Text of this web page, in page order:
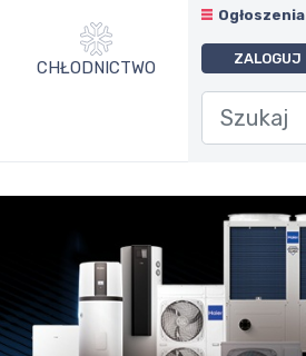
CHŁODNICTWO
Ogłoszenia
ZALOGUJ